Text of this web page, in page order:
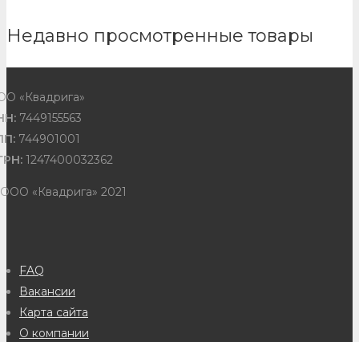
Недавно просмотренные товары
«Квадрига»
7449155563
744901001
1247400032362
«Квадрига» 2021
FAQ
Вакансии
Карта сайта
О компании